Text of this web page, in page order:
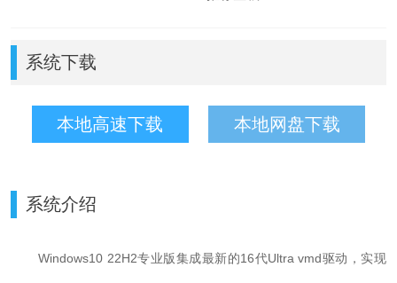
系统下载
本地高速下载 本地网盘下载
系统介绍
Windows10 22H2专业版集成最新的16代Ultra vmd驱动，实现